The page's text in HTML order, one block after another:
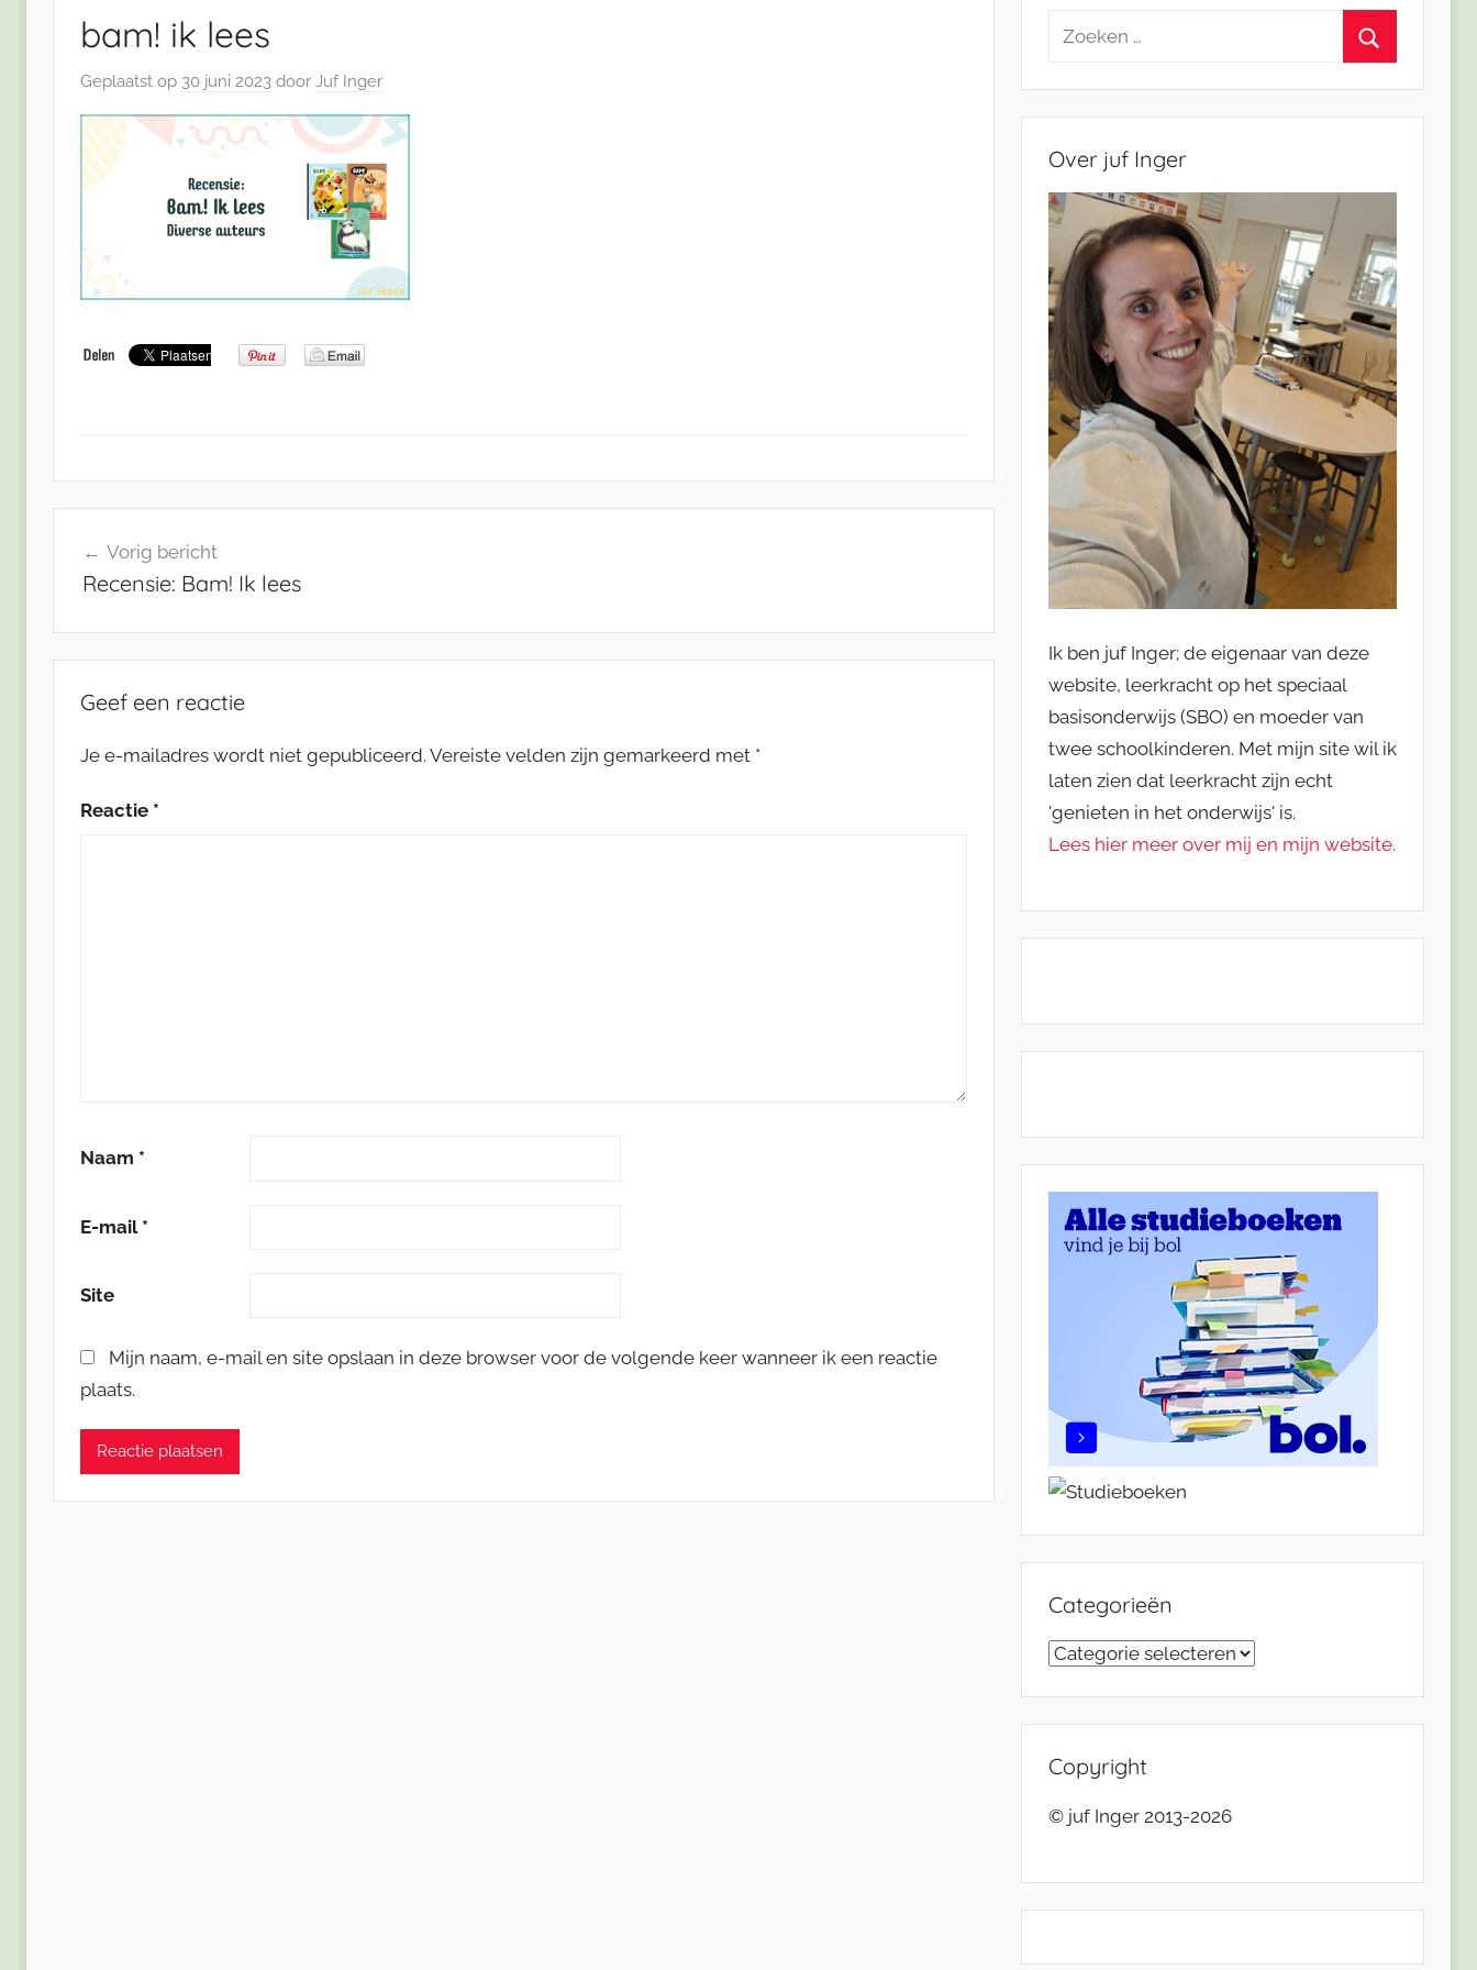
bam! ik lees
Geplaatst op 30 juni 2023 door Juf Inger
navigatie
Vorig bericht
Recensie: Bam! Ik lees
Geef een reactie
Je e-mailadres wordt niet gepubliceerd. Vereiste velden zijn gemarkeerd met *
Reactie *
Naam *
E-mail *
Site
Mijn naam, e-mail en site opslaan in deze browser voor de volgende keer wanneer ik een reactie
plaats.
Zoeken
Over juf Inger
Ik ben juf Inger; de eigenaar van deze
website, leerkracht op het speciaal
basisonderwijs (SBO) en moeder van
twee schoolkinderen. Met mijn site wil ik
laten zien dat leerkracht zijn echt
'genieten in het onderwijs' is.
Lees hier meer over mij en mijn website.
Categorieën
Categorieën
Copyright
© juf Inger 2013-2026